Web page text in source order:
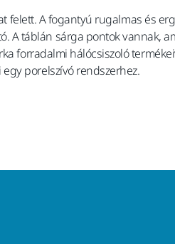
A fogantyú rugalmas és
táblán sárga pontok vannak,
forradalmi hálócsiszoló
porelszívó rendszerhez.